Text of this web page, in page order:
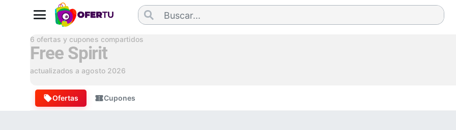
6 ofertas y cupones compartidos
Free Spirit
actualizados a agosto 2026
Ofertas Cupones